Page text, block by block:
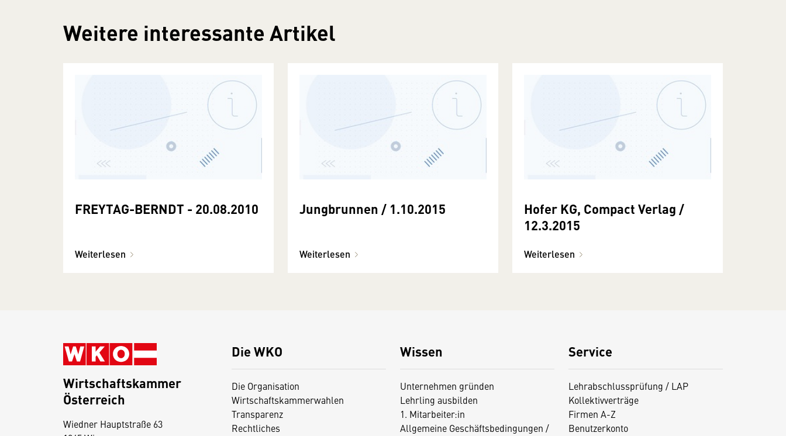
Weitere interessante Artikel
FREYTAG-BERNDT - 20.08.2010
Weiterlesen
Jungbrunnen / 1.10.2015
Weiterlesen
Hofer KG, Compact Verlag /
12.3.2015
Weiterlesen
Die WKO
Die Organisation
Wirtschaftskammerwahlen
Transparenz
Rechtliches
Wissen
Unternehmen gründen
Lehrling ausbilden
1. Mitarbeiter:in
Allgemeine Geschäftsbedingungen /
Service
Lehrabschlussprüfung / LAP
Kollektivverträge
Firmen A-Z
Benutzerkonto
Wirtschaftskammer
Österreich
Wiedner Hauptstraße 63